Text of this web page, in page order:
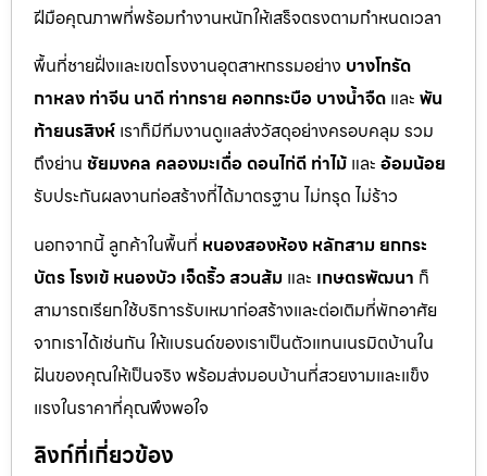
ฝีมือคุณภาพที่พร้อมทำงานหนักให้เสร็จตรงตามกำหนดเวลา
พื้นที่ชายฝั่งและเขตโรงงานอุตสาหกรรมอย่าง บางโทรัด
กาหลง ท่าจีน นาดี ท่าทราย คอกกระบือ บางน้ำจืด และ พัน
ท้ายนรสิงห์ เราก็มีทีมงานดูแลส่งวัสดุอย่างครอบคลุม รวม
ถึงย่าน ชัยมงคล คลองมะเดื่อ ดอนไก่ดี ท่าไม้ และ อ้อมน้อย
รับประกันผลงานก่อสร้างที่ได้มาตรฐาน ไม่ทรุด ไม่ร้าว
นอกจากนี้ ลูกค้าในพื้นที่ หนองสองห้อง หลักสามยกกระ
บัตรโรงเข้ หนองบัว เจ็ดริ้วสวนส้ม และ เกษตรพัฒนา ก็
สามารถเรียกใช้บริการรับเหมาก่อสร้างและต่อเติมที่พักอาศัย
จากเราได้เช่นกัน ให้แบรนด์ของเราเป็นตัวแทนเนรมิตบ้านใน
ฝันของคุณให้เป็นจริง พร้อมส่งมอบบ้านที่สวยงามและแข็ง
แรงในราคาที่คุณพึงพอใจ
ลิงก์ที่เกี่ยวข้อง